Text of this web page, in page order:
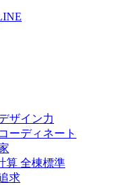
ザイン力
ーディネート
算 全棟標準
求